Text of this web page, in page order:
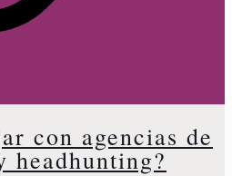
con agencias de
headhunting?